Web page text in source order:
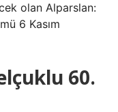
olan Alparslan:
6 Kasım
60.